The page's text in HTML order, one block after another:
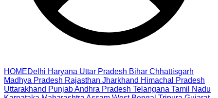
HOMEDelhi Haryana Uttar Pradesh Bihar Chhattisgarh
Madhya Pradesh Rajasthan Jharkhand Himachal Pradesh
Uttarakhand PunjabAndhra Pradesh Telangana Tamil Nadu